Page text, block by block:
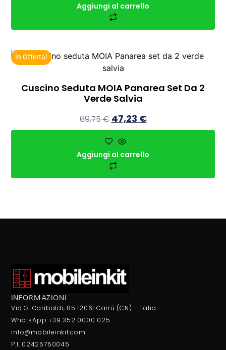
Aggiungi al carrello
In Offerta!
Cuscino Seduta MOIA Panarea Set Da 2
Verde Salvia
69,75€ 47,23 €
Aggiungi al carrello
INFORMAZIONI
Via G. Garibaldi, 85 12061 Carrù (CN) - Italia
WhatsApp +39 352 0000 025
info@mobileinkit.com
P.I. 02425750045